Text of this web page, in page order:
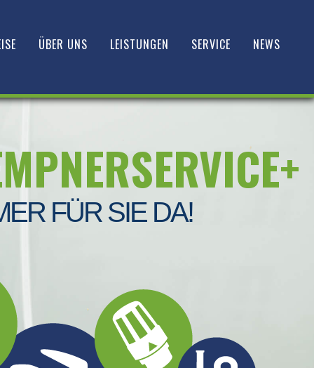
ÜBER UNS LEISTUNGEN SERVICE NEWS
FÜR SIE DA!